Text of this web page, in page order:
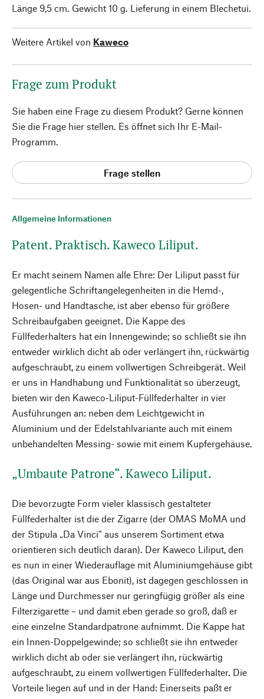
Allgemeine Informationen
Patent. Praktisch. Kaweco Liliput.
Er macht seinem Namen alle Ehre: Der Liliput passt für
gelegentliche Schriftangelegenheiten in die Hemd-,
Hosen- und Handtasche, ist aber ebenso für größere
Schreibaufgaben geeignet. Die Kappe des
Füllfederhalters hat ein Innengewinde; so schließt sie ihn
entweder wirklich dicht ab oder verlängert ihn, rückwärtig
aufgeschraubt, zu einem vollwertigen Schreibgerät. Weil
er uns in Handhabung und Funktionalität so überzeugt,
bieten wir den Kaweco-Liliput-Füllfederhalter in vier
Ausführungen an: neben dem Leichtgewicht in
Aluminium und der Edelstahlvariante auch mit einem
unbehandelten Messing- sowie mit einem Kupfergehäuse.
„Umbaute Patrone“. Kaweco Liliput.
Die bevorzugte Form vieler klassisch gestalteter
Füllfederhalter ist die der Zigarre (der OMAS MoMA und
der Stipula „Da Vinci“ aus unserem Sortiment etwa
orientieren sich deutlich daran). Der Kaweco Liliput, den
es nun in einer Wiederauflage mit Aluminiumgehäuse gibt
(das Original war aus Ebonit), ist dagegen geschlossen in
Länge und Durchmesser nur geringfügig größer als eine
Filterzigarette – und damit eben gerade so groß, daß er
eine einzelne Standardpatrone aufnimmt. Die Kappe hat
ein Innen-Doppelgewinde; so schließt sie ihn entweder
wirklich dicht ab oder sie verlängert ihn, rückwärtig
aufgeschraubt, zu einem vollwertigen Füllfederhalter. Die
Vorteile liegen auf und in der Hand: Einerseits paßt er
Länge 9,5 cm. Gewicht 10 g. Lieferung in einem Blechetui.
Weitere Artikel von Kaweco
Frage zum Produkt
Sie haben eine Frage zu diesem Produkt? Gerne können
Sie die Frage hier stellen. Es öffnet sich Ihr E-Mail-
Programm.
Frage stellen